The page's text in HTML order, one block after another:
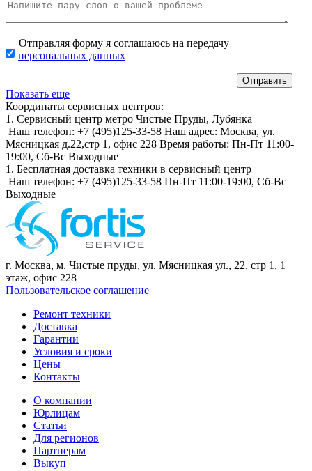
Отправляя форму я соглашаюсь на передачу
персональных данных
Показать еще
Координаты сервисных центров:
1. Сервисный центр метро Чистые Пруды, Лубянка
Наш телефон: +7 (495)125-33-58 Наш адрес: Москва, ул.
Мясницкая д.22,стр 1, офис 228 Время работы: Пн-Пт 11:00-
19:00, Сб-Вс Выходные
1. Бесплатная доставка техники в сервисный центр
Наш телефон: +7 (495)125-33-58 Пн-Пт 11:00-19:00, Сб-Вс
Выходные
г. Москва, м. Чистые пруды, ул. Мясницкая ул., 22, стр 1, 1
этаж, офис 228
Пользовательское соглашение
Ремонт техники
Доставка
Гарантии
Условия и сроки
Цены
Контакты
О компании
Юрлицам
Статьи
Для регионов
Партнерам
Выкуп